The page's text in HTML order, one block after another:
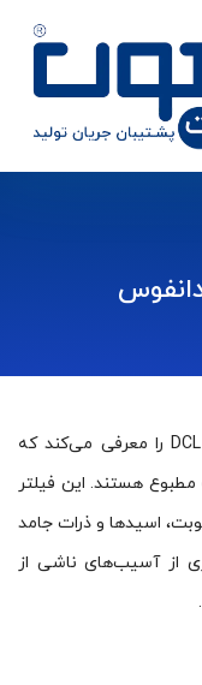
دانفوس
سری DML و DCL را معرفی می‌کند که
هستند. این فیلتر
اسیدها و ذرات جامد
از آسیب‌های ناشی از